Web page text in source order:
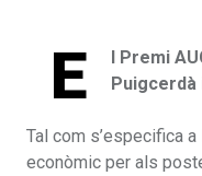
E
l Premi
Puigcerdà
Tal com s’especifica
econòmic per als